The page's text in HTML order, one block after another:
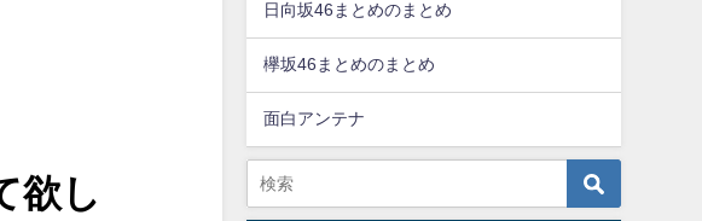
欲し
日向坂46まとめのまとめ
欅坂46まとめのまとめ
面白アンテナ